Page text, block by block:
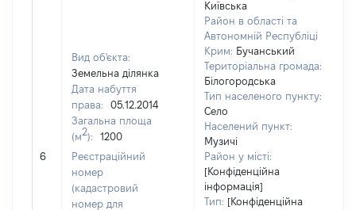
6
Вид об'єкта:
Земельна ділянка
Дата набуття
права:
05.12.2014
Загальна площа
(м2):
1200
Реєстраційний
номер
(кадастровий
номер для
Київська
Район в області та
Автономній Республіці
Крим: Бучанський
Територіальна громада:
Білогородська
Тип населеного пункту:
Село
Населений пункт:
Музичі
Район у місті:
[Конфіденційна
інформація]
Тип: [Конфіденційна